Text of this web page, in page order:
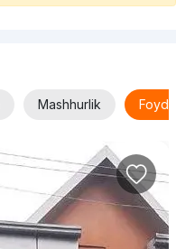
Mashhurlik